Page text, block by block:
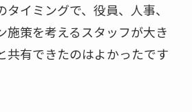
イミングで、役員、人事、
施策を考えるスタッフが大き
共有できたのはよかったです